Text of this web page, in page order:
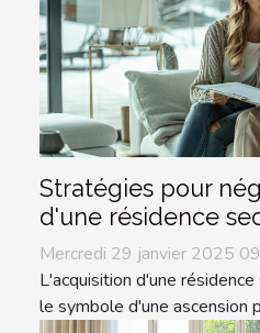
Stratégies pour
d'une résidence
Mercredi 29 janvier 2025
L'acquisition d'une
le symbole d'une ascension